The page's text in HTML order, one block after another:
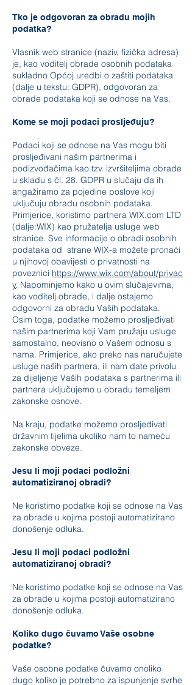
Tko je odgovoran za obradu mojih
podatka?
Vlasnik web stranice (naziv, fizička adresa)
je, kao voditelj obrade osobnih podataka
sukladno Općoj uredbi o zaštiti podataka
(dalje u tekstu: GDPR), odgovoran za
obrade podataka koji se odnose na Vas.
Kome se moji podaci prosljeđuju?
Podaci koji se odnose na Vas mogu biti
prosljeđivani našim partnerima i
podizvođačima kao tzv. izvršiteljima obrade
u skladu s čl. 28. GDPR u slučaju da ih
angažiramo za pojedine poslove koji
uključuju obradu osobnih podataka.
Primjerice, koristimo partnera WIX.com LTD
(dalje:WIX) kao pružatelja usluge web
stranice. Sve informacije o obradi osobnih
podataka od strane WIX-a možete pronaći
u njihovoj obavijesti o privatnosti na
poveznici https://www.wix.com/about/privac
y. Napominjemo kako u ovim slučajevima,
kao voditelj obrade, i dalje ostajemo
odgovorni za obradu Vaših podataka.
Osim toga, podatke možemo prosljeđivati
našim partnerima koji Vam pružaju usluge
samostalno, neovisno o Vašem odnosu s
nama. Primjerice, ako preko nas naručujete
usluge naših partnera, ili nam date privolu
za dijeljenje Vaših podataka s partnerima ili
partnera uključujemo u obradu temeljem
zakonske osnove.
Na kraju, podatke možemo prosljeđivati
državnim tijelima ukoliko nam to nameću
zakonske obveze.
Jesu li moji podaci podložni
automatiziranoj obradi?
Ne koristimo podatke koji se odnose na Vas
za obrade u kojima postoji automatizirano
donošenje odluka.
Jesu li moji podaci podložni
automatiziranoj obradi?
Ne koristimo podatke koji se odnose na Vas
za obrade u kojima postoji automatizirano
donošenje odluka.
Koliko dugo čuvamo Vaše osobne
podatke?
Vaše osobne podatke čuvamo onoliko
dugo koliko je potrebno za ispunjenje svrhe